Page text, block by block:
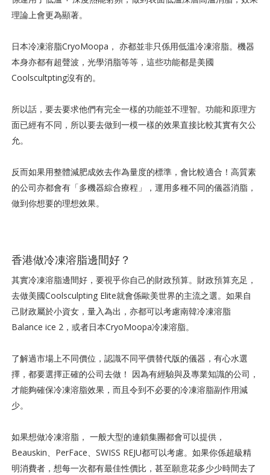
理論上會更為顯著。
日本冷凍溶脂CryoMoopa， 亦都並非只係用低溫冷凍溶脂。機器
本身亦都有超聲波，光學消脂等等，這些功能都是美國
Coolscultpting沒有的。
所以話，要去要求他們有完全一樣的功能並不理智。功能和原理方
面已經有不同，所以要去做到一模一樣的效果直接比較其實有欠公
允。
反而如果用整體減肥成效去作為量度的標準，會比較適合！高質素
的公司亦都會有「多機器綜合療程」，運用多種不同的儀器消脂，
做到你想要的理想效果。
香港做冷凍溶脂邊間好？
其實冷凍溶脂邊間好，要視乎你自己的財政預算。財政預算充足，
去做美國Coolsculpting Elite就會係歐美世界的主流之選。如果自
己財政屬於小資女，量入為出，亦都可以考慮南韓冷凍溶脂
Balance ice 2，或者日本CryoMoopa冷凍溶脂。
了解過市場上不同價位，認識不同平價替代版的儀器，有心水選
擇，都要選擇正確的公司去做！ 因為有經驗與及專業知識的公司，
才能夠確保冷凍溶脂效果，而且令到不必要的冷凍溶脂副作用減
少。
如果想做冷凍溶脂， 一般大型的連鎖集團都會可以提供，
Beauskin、PerFace、SWISS REJU都可以考慮。如果你係超級精
明消費者，想每一次都有最佳性價比，甚至願意花多少少時間去了